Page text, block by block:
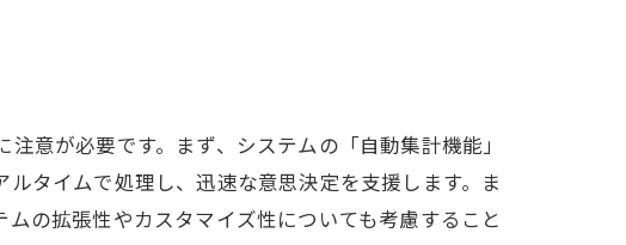
意が必要です。まず、システムの「自動集計機能」
タイムで処理し、迅速な意思決定を支援します。ま
の拡張性やカスタマイズ性についても考慮すること